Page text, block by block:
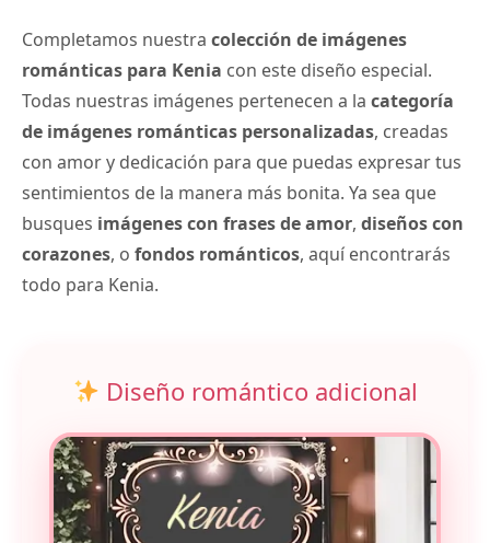
Completamos nuestra colección de imágenes
románticas para Kenia con este diseño especial.
Todas nuestras imágenes pertenecen a la categoría
de imágenes románticas personalizadas, creadas
con amor y dedicación para que puedas expresar tus
sentimientos de la manera más bonita. Ya sea que
busques imágenes con frases de amor, diseños con
corazones, o fondos románticos, aquí encontrarás
todo para Kenia.
Diseño romántico adicional